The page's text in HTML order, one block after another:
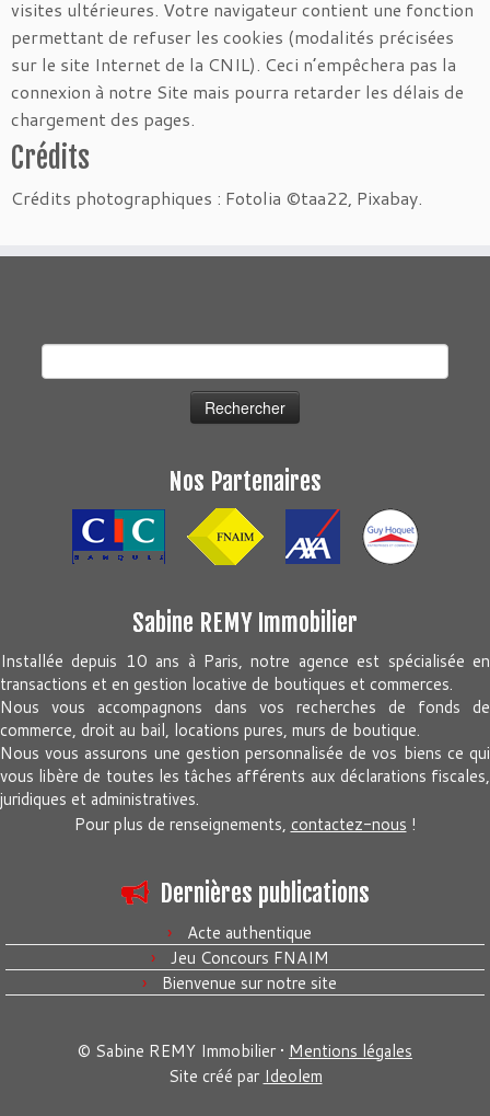
visites ultérieures. Votre navigateur contient une fonction
permettant de refuser les cookies (modalités précisées
sur le site Internet de la CNIL). Ceci n’empêchera pas la
connexion à notre Site mais pourra retarder les délais de
chargement des pages.
Crédits
Crédits photographiques : Fotolia ©taa22, Pixabay.
Nos Partenaires
Sabine REMY Immobilier
Installée depuis 10 ans à Paris, notre agence est spécialisée en
transactions et en gestion locative de boutiques et commerces.
Nous vous accompagnons dans vos recherches de fonds de
commerce, droit au bail, locations pures, murs de boutique.
Nous vous assurons une gestion personnalisée de vos biens ce qui
vous libère de toutes les tâches afférents aux déclarations fiscales,
juridiques et administratives.
Pour plus de renseignements, contactez-nous !
Dernières publications
Acte authentique
Jeu Concours FNAIM
Bienvenue sur notre site
© Sabine REMY Immobilier • Mentions légales
Site créé par Ideolem